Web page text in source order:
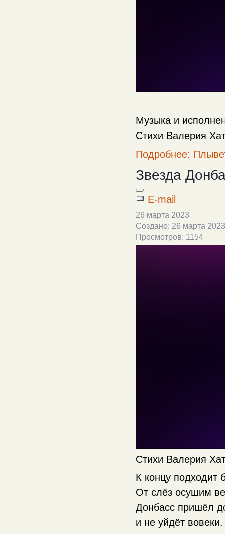
Музыка и
Стихи Валерия
Подробнее:
Звезда
E-mail
26 марта 2023
Создано: 26 марта 2023
Просмотров: 1154
Стихи Валерия
К концу подходит
От слёз осушим
Донбасс пришёл
и не уйдёт вовеки.